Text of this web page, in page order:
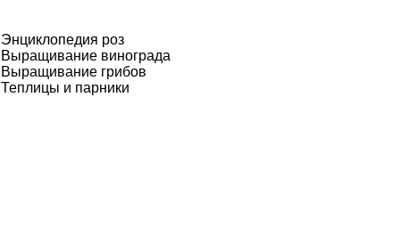
Энциклопедия роз
Выращивание винограда
Выращивание грибов
Теплицы и парники